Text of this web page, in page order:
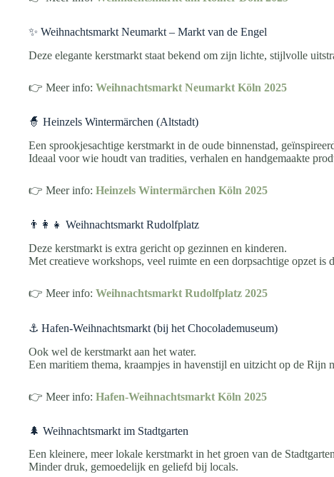
✨ Weihnachtsmarkt Neumarkt – Markt van de Engel
Deze elegante kerstmarkt staat bekend om zijn lichte, stijlvolle
👉 Meer info: Weihnachtsmarkt Neumarkt Köln 2025
🧙 Heinzels Wintermärchen (Altstadt)
Een sprookjesachtige kerstmarkt in de oude binnenstad,
Ideaal voor wie houdt van tradities, verhalen en handgemaakte
👉 Meer info: Heinzels Wintermärchen Köln 2025
👨‍👩‍👧 Weihnachtsmarkt Rudolfplatz
Deze kerstmarkt is extra gericht op gezinnen en kinderen.
Met creatieve workshops, veel ruimte en een dorpsachtige opzet is
👉 Meer info: Weihnachtsmarkt Rudolfplatz 2025
⚓ Hafen-Weihnachtsmarkt (bij het Chocolademuseum)
Ook wel de kerstmarkt aan het water.
Een maritiem thema, kraampjes in havenstijl en uitzicht op de Rijn
👉 Meer info: Hafen-Weihnachtsmarkt Köln 2025
🌲 Weihnachtsmarkt im Stadtgarten
Een kleinere, meer lokale kerstmarkt in het groen van de
Minder druk, gemoedelijk en geliefd bij locals.